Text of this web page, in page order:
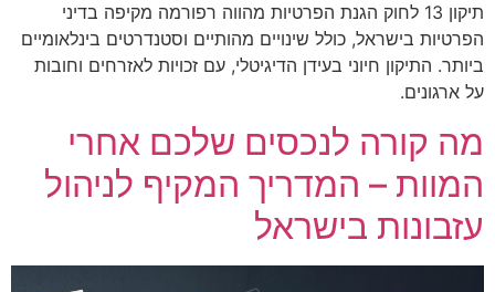
תיקון 13 לחוק הגנת הפרטיות מהווה רפורמה מקיפה בדיני
הפרטיות בישראל, כולל שינויים מהותיים וסטנדרטים בינלאומיים
ביותר. התיקון חיוני בעידן הדיגיטלי, עם זכויות לאזרחים וחובות
על ארגונים.
מה קורה לנכסים שלכם אחרי
המוות – המדריך המקיף לניהול
עזבונות בישראל